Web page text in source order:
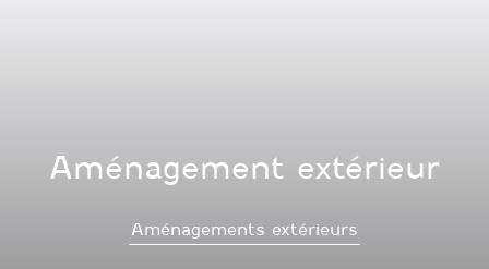
Aménagement extérieur
Aménagements extérieurs